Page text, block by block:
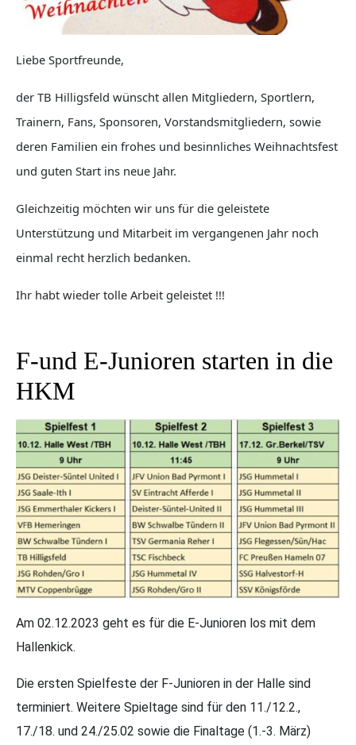
Liebe Sportfreunde,
der TB Hilligsfeld wünscht allen Mitgliedern, Sportlern,
Trainern, Fans, Sponsoren, Vorstandsmitgliedern, sowie
deren Familien ein frohes und besinnliches Weihnachtsfest
und guten Start ins neue Jahr.
Gleichzeitig möchten wir uns für die geleistete
Unterstützung und Mitarbeit im vergangenen Jahr noch
einmal recht herzlich bedanken.
Ihr habt wieder tolle Arbeit geleistet !!!
F-und E-Junioren starten in die
HKM
Am 02.12.2023 geht es für die E-Junioren los mit dem
Hallenkick.
Die ersten Spielfeste der F-Junioren in der Halle sind
terminiert. Weitere Spieltage sind für den 11./12.2.,
17./18. und 24./25.02 sowie die Finaltage (1.-3. März)